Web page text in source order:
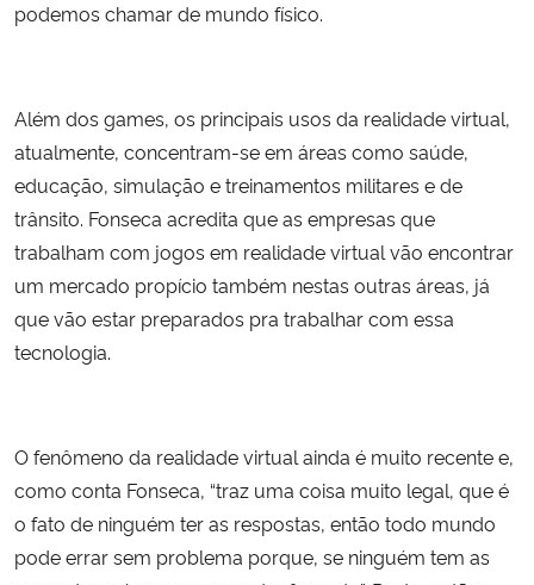
podemos chamar de mundo físico.
Além dos games, os principais usos da realidade virtual,
atualmente, concentram-se em áreas como saúde,
educação, simulação e treinamentos militares e de
trânsito. Fonseca acredita que as empresas que
trabalham com jogos em realidade virtual vão encontrar
um mercado propício também nestas outras áreas, já
que vão estar preparados pra trabalhar com essa
tecnologia.
O fenômeno da realidade virtual ainda é muito recente e,
como conta Fonseca, “traz uma coisa muito legal, que é
o fato de ninguém ter as respostas, então todo mundo
pode errar sem problema porque, se ninguém tem as